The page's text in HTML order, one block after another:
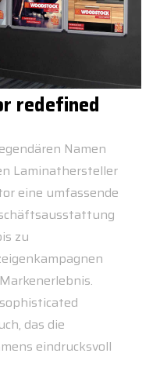
redefined
Namen
Laminathersteller
eine umfassende
zu
das die
eindrucksvoll